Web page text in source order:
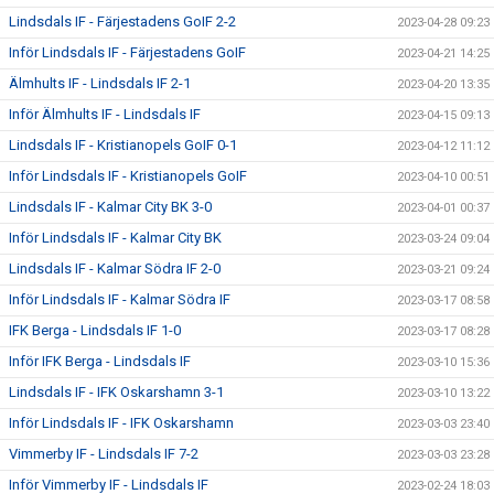
Lindsdals IF - Färjestadens GoIF 2-2 2023-04-28 09:23
Inför Lindsdals IF - Färjestadens GoIF 2023-04-21 14:25
Älmhults IF - Lindsdals IF 2-1 2023-04-20 13:35
Inför Älmhults IF - Lindsdals IF 2023-04-15 09:13
Lindsdals IF - Kristianopels GoIF 0-1 2023-04-12 11:12
Inför Lindsdals IF - Kristianopels GoIF 2023-04-10 00:51
Lindsdals IF - Kalmar City BK 3-0 2023-04-01 00:37
Inför Lindsdals IF - Kalmar City BK 2023-03-24 09:04
Lindsdals IF - Kalmar Södra IF 2-0 2023-03-21 09:24
Inför Lindsdals IF - Kalmar Södra IF 2023-03-17 08:58
IFK Berga - Lindsdals IF 1-0 2023-03-17 08:28
Inför IFK Berga - Lindsdals IF 2023-03-10 15:36
Lindsdals IF - IFK Oskarshamn 3-1 2023-03-10 13:22
Inför Lindsdals IF - IFK Oskarshamn 2023-03-03 23:40
Vimmerby IF - Lindsdals IF 7-2 2023-03-03 23:28
Inför Vimmerby IF - Lindsdals IF 2023-02-24 18:03